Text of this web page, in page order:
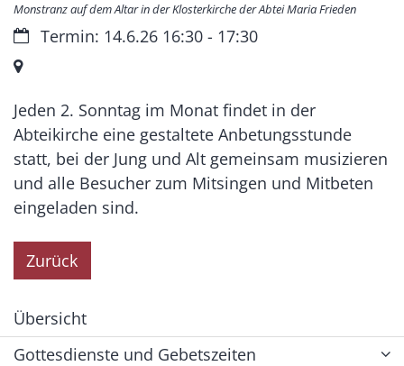
Monstranz auf dem Altar in der Klosterkirche der Abtei Maria Frieden
Datum:Termin: 14.6.26 16:30 - 17:30
Ort:
Jeden 2. Sonntag im Monat findet in der
Abteikirche eine gestaltete Anbetungsstunde
statt, bei der Jung und Alt gemeinsam musizieren
und alle Besucher zum Mitsingen und Mitbeten
eingeladen sind.
Zurück
Übersicht
Gottesdienste und Gebetszeiten